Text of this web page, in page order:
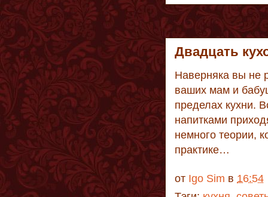
Двадцать
Наверняка вы не
ваших мам и
пределах кухни.
напитками
немного теории,
практике…
от Igo Sim в 16:54